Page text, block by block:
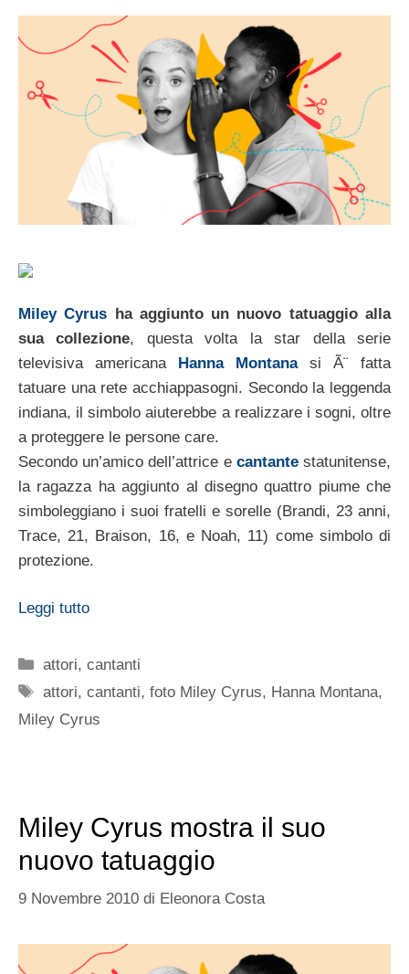
Miley Cyrus ha aggiunto un nuovo tatuaggio alla
sua collezione, questa volta la star della serie
televisiva americana Hanna Montanasi Ã¨ fatta
tatuare una rete acchiappasogni. Secondo la leggenda
indiana, il simbolo aiuterebbe a realizzare i sogni, oltre
a proteggere le persone care.
Secondo un’amico dell’attrice e cantantestatunitense,
la ragazza ha aggiunto al disegno quattro piume che
simboleggiano i suoi fratelli e sorelle (Brandi, 23 anni,
Trace, 21, Braison, 16, e Noah, 11) come simbolo di
protezione.
Leggi tutto
Categorie
attori,cantanti
Tag
attori,cantanti,foto Miley Cyrus, Hanna Montana,
Miley Cyrus
Miley Cyrus mostra il suo
nuovo tatuaggio
9 Novembre 2010 di Eleonora Costa